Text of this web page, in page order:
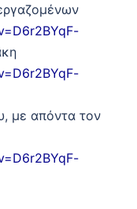
με απόντα τον